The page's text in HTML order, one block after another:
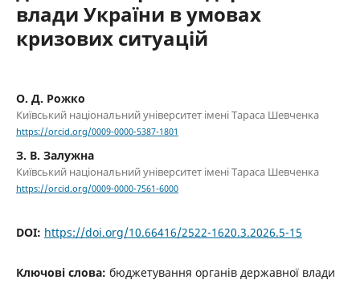
влади України в умовах
кризових ситуацій
О. Д. Рожко
Київський національний університет імені Тараса Шевченка
https://orcid.org/0009-0000-5387-1801
З. В. Залужна
Київський національний університет імені Тараса Шевченка
https://orcid.org/0009-0000-7561-6000
DOI: https://doi.org/10.66416/2522-1620.3.2026.5-15
Ключові слова: бюджетування органів державної влади